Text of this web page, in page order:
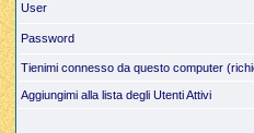
User
Password
Tienimi connesso da questo computer
Aggiungimi alla lista degli Utenti Attivi